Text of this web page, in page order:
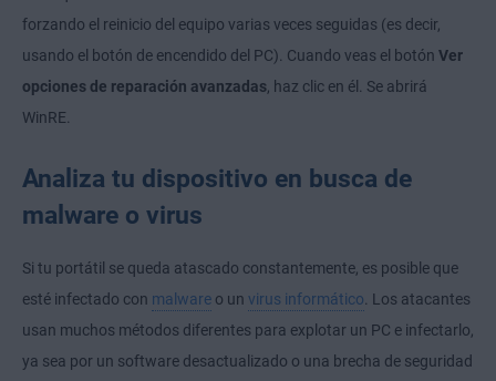
forzando el reinicio del equipo varias veces seguidas (es decir,
usando el botón de encendido del PC). Cuando veas el botón Ver
opciones de reparación avanzadas , haz clic en él. Se abrirá
WinRE.
Analiza tu dispositivo en busca de
malware o virus
Si tu portátil se queda atascado constantemente, es posible que
esté infectado con malware o un virus informático . Los atacantes
usan muchos métodos diferentes para explotar un PC e infectarlo,
ya sea por un software desactualizado o una brecha de seguridad